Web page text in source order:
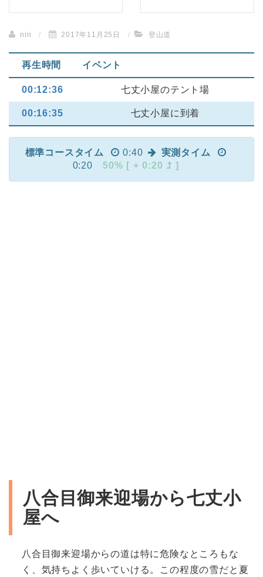
nin / 2017年11月25日 / 登山道
再生時間 イベント
00:12:36 七丈小屋のテント場
00:16:35 七丈小屋に到着
標準コースタイム 0:40
実測タイム
0:20
50% [ + 0:20 ]
八合目御来迎場から七丈小
屋へ
八合目御来迎場からの道は特に危険なところもな
く、気持ちよく歩いていける。この程度の雪だと夏